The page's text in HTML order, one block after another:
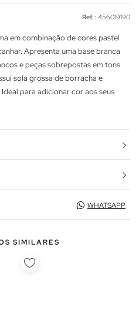
Ref. : 456019190
em combinação de cores pastel
Apresenta uma base branca
e peças sobrepostas em tons
sola grossa de borracha e
para adicionar cor aos seus
WHATSAPP
SIMILARES